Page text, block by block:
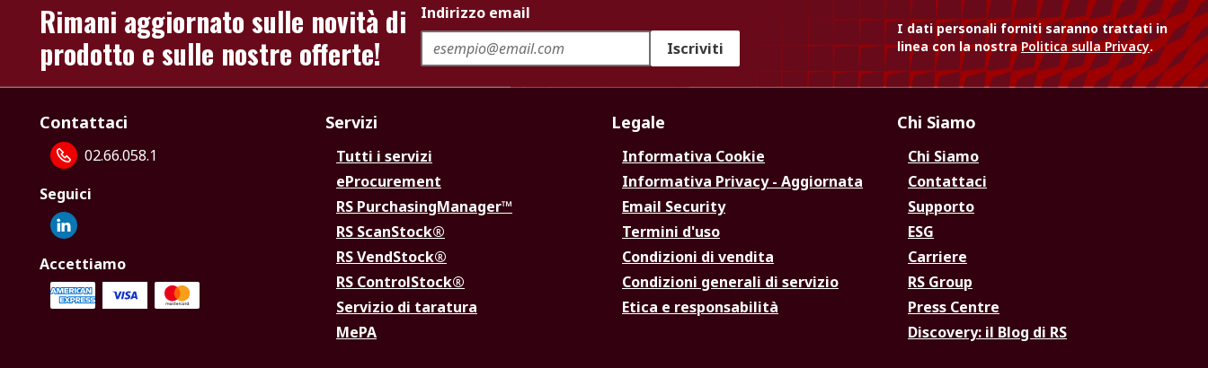
Rimani aggiornato sulle novità di
prodotto e sulle nostre offerte!
Indirizzo email
Iscriviti
I dati personali forniti saranno trattati in
linea con la nostraPolitica sulla Privacy.
Contattaci
02.66.058.1
Seguici
Accettiamo
Servizi
Tutti i servizi
eProcurement
RS PurchasingManager™
RS ScanStock®
RS VendStock®
RS ControlStock®
Servizio di taratura
MePA
Legale
Informativa Cookie
Informativa Privacy - Aggiornata
Email Security
Termini d'uso
Condizioni di vendita
Condizioni generali di servizio
Etica e responsabilità
Chi Siamo
Chi Siamo
Contattaci
Supporto
ESG
Carriere
RS Group
Press Centre
Discovery: il Blog di RS